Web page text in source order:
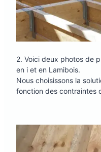
2. Voici deux photos de
en i et en Lamibois.
Nous choisissons la
fonction des contraintes